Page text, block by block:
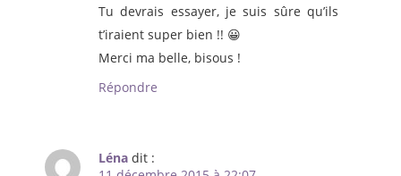
Tu devrais essayer, je suis sûre qu’ils
t’iraient super bien !! 😀
Merci ma belle, bisous !
Répondre
Léna dit :